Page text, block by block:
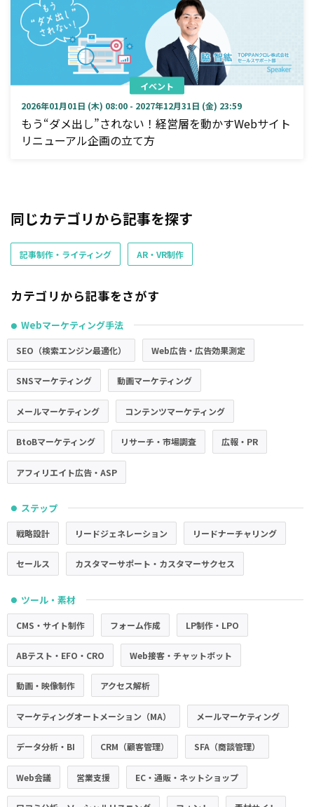
イベント
2026年01月01日 (木) 08:00 - 2027年12月31日 (金) 23:59
もう“ダメ出し”されない！経営層を動かすWebサイト
リニューアル企画の立て方
同じカテゴリから記事を探す
記事制作・ライティング AR・VR制作
カテゴリから記事をさがす
● Webマーケティング手法
SEO（検索エンジン最適化） Web広告・広告効果測定
SNSマーケティング 動画マーケティング
メールマーケティング コンテンツマーケティング
BtoBマーケティング リサーチ・市場調査 広報・PR
アフィリエイト広告・ASP
● ステップ
戦略設計 リードジェネレーション リードナーチャリング
セールス カスタマーサポート・カスタマーサクセス
● ツール・素材
CMS・サイト制作 フォーム作成 LP制作・LPO
ABテスト・EFO・CRO Web接客・チャットボット
動画・映像制作 アクセス解析
マーケティングオートメーション（MA） メールマーケティング
データ分析・BI CRM（顧客管理） SFA（商談管理）
Web会議 営業支援 EC・通販・ネットショップ